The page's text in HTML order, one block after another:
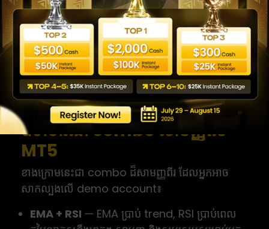
គោលការណ៍សាមញ្ញគឺ ប្រើតែ ២–៣ indicator ដែល
បំពេញគ្នា មិនមែនធ្វើការងារដូចគ្នា។ ឧទាហរណ៍ ការដាក់
RSI, MACD និង Stochastic ជាមួយគ្នា គឺស្ទួនព្រោះ
ទាំងបីជា momentum indicator។ ជ្រើស
indicator មួយក្នុងមួយក្រុមមុខងារ ដើម្បីឱ្យតារាងស្អាត
និងសញ្ញាមិនច្រឡំ។
ឧទាហរណ៍ combo សាមញ្ញលើ
MT5
ខាងក្រោមនេះជា combo ដ៏សាមញ្ញពីរ ដែលអ្នកអាច
សាកល្បងលើ demo account៖
EMA + RSI — EMA ប្រាប់ trend, RSI ប្រាប់ពេល